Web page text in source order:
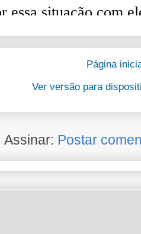
Página
Ver versão para
Assinar: Postar